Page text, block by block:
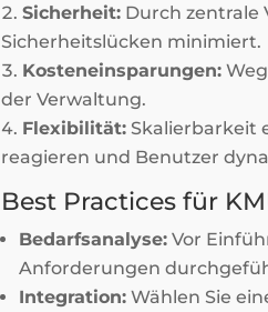
Sicherheit:Durch zentrale
Sicherheitslücken minimiert.
Kosteneinsparungen:
der Verwaltung.
Flexibilität:Skalierbarkeit
reagieren und Benutzer
Best Practices für
Bedarfsanalyse:Vor
Anforderungen
Integration:Wählen Sie